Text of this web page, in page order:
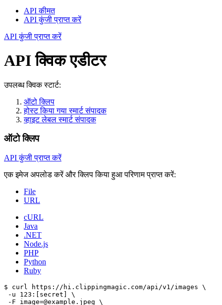
API कीमत
API कुंजी प्राप्त करें
API कुंजी प्राप्त करें
API क्विक एडीटर
उपलब्ध क्विक स्टार्ट:
ऑटो क्लिप
होस्ट किया गया स्मार्ट संपादक
व्हाइट लेबल स्मार्ट संपादक
ऑटो क्लिप
API कुंजी प्राप्त करें
एक इमेज अपलोड करें और क्लिप किया हुआ परिणाम प्राप्त करें:
File
URL
cURL
Java
.NET
Node.js
PHP
Python
Ruby
$ curl https://hi.clippingmagic.com/api/v1/images \
-u 123:[secret] \
-F image=@example.jpeg \